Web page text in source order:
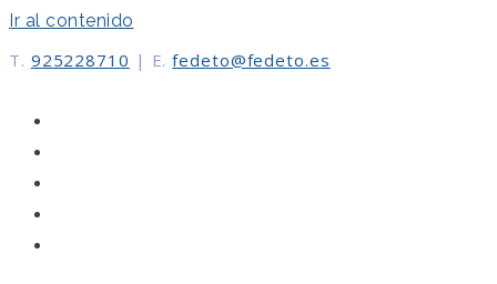
Ir al contenido
T. 925228710 | E. fedeto@fedeto.es